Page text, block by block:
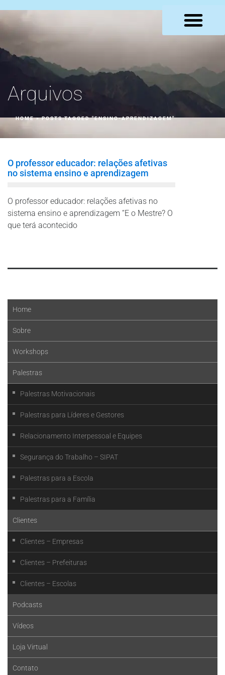
Arquivos
HOME»POSTS TAGGED "ENSINO-APRENDIZAGEM"
O professor educador: relações afetivas
no sistema ensino e aprendizagem
O professor educador: relações afetivas no
sistema ensino e aprendizagem “E o Mestre? O
que terá acontecido
Home
Sobre
Workshops
Palestras
Palestras Motivacionais
Palestras para Líderes e Gestores
Relacionamento Interpessoal e Equipes
Segurança do Trabalho – SIPAT
Palestras para a Escola
Palestras para a Família
Clientes
Clientes – Empresas
Clientes – Prefeituras
Clientes – Escolas
Podcasts
Vídeos
Loja Virtual
Contato